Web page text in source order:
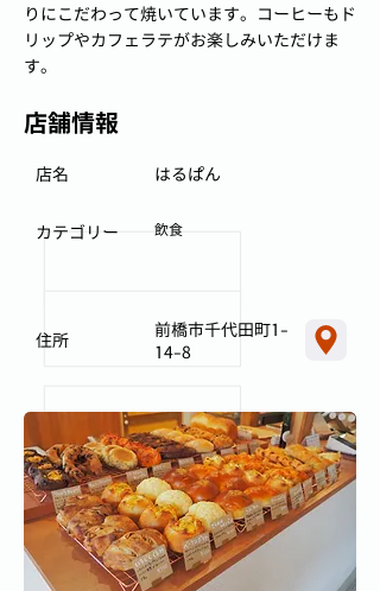
りにこだわって焼いています。コーヒーもド
リップやカフェラテがお楽しみいただけま
す。
店舗情報
はるぱん
店名
飲食
カテゴリー
前橋市千代田町1-
14-8
住所